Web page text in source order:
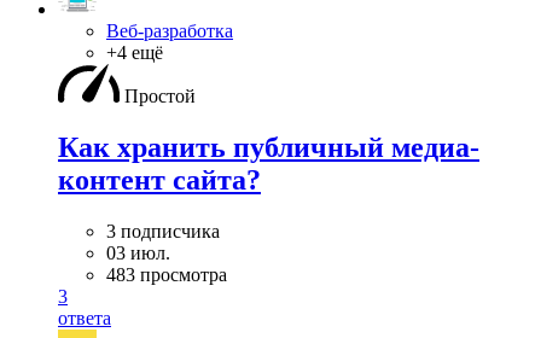
Веб-разработка
+4 ещё
Простой
Как хранить публичный медиа-
контент сайта?
3 подписчика
03 июл.
483 просмотра
3
ответа